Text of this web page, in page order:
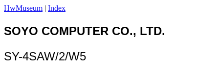
HwMuseum | Index
SOYO COMPUTER CO., LTD.
SY-4SAW/2/W5